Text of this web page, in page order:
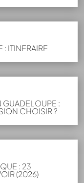
ITINERAIRE
GUADELOUPE :
CHOISIR ?
: 23
(2026)